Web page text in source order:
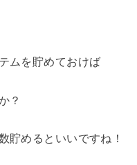
ムを貯めておけば
？
貯めるといいですね！